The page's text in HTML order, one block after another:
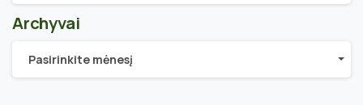
Archyvai
Archyvai
Pasirinkite mėnesį